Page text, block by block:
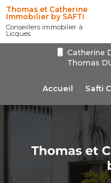
Aller
au
contenu
principal
Catherine
Thomas
Accueil Safti
Thomas et Catherine
Immobilier by SAFTI
Conseillers immobilier à
Licques